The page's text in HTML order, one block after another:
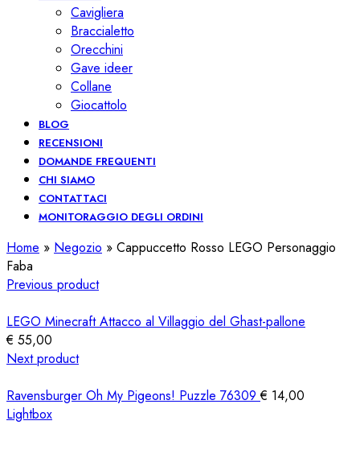
Cavigliera
Braccialetto
Orecchini
Gave ideer
Collane
Giocattolo
BLOG
RECENSIONI
DOMANDE FREQUENTI
CHI SIAMO
CONTATTACI
MONITORAGGIO DEGLI ORDINI
Home » Negozio » Cappuccetto Rosso LEGO Personaggio
Faba
Previous product
LEGO Minecraft Attacco al Villaggio del Ghast-pallone
€ 55,00
Next product
Ravensburger Oh My Pigeons! Puzzle 76309€ 14,00
Lightbox